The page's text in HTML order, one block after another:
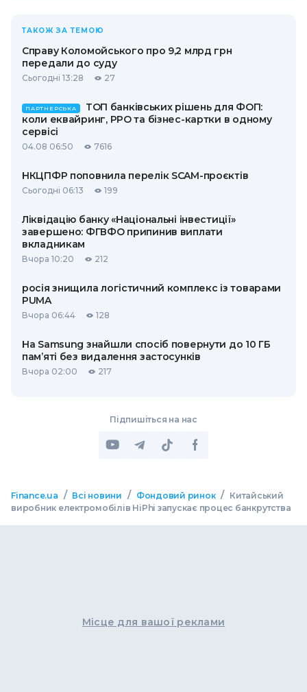
ТАКОЖ ЗА ТЕМОЮ
Справу Коломойського про 9,2 млрд грн
передали до суду
Сьогодні 13:28 27
ПАРТНЕРСЬКА
ТОП банківських рішень для ФОП:
коли еквайринг, РРО та бізнес-картки в одному
сервісі
04.08 06:50 7616
НКЦПФР поповнила перелік SCAM-проєктів
Сьогодні 06:13 199
Ліквідацію банку «Національні інвестиції»
завершено: ФГВФО припинив виплати
вкладникам
Вчора 10:20 212
росія знищила логістичний комплекс із товарами
PUMA
Вчора 06:44 128
На Samsung знайшли спосіб повернути до 10 ГБ
пам’яті без видалення застосунків
Вчора 02:00 217
Підпишіться на нас
Finance.ua / Всі новини / Фондовий ринок / Китайський
виробник електромобілів HiPhi запускає процес банкрутства
Місце для вашої реклами